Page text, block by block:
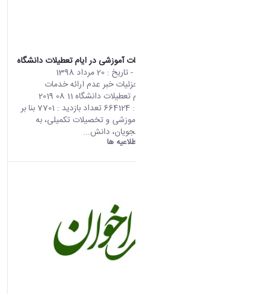
عدم ارائه خدمات آموزشی در ایام تعطیلات دانشگاه
- تاریخ : 20 مرداد 1398
صفحه اصلی جزئیات خبر عدم ارائه خدمات
آموزشی در ایام تعطیلات دانشگاه 11 08 2019
04:36 کد خبر : 664124 تعداد بازدید : 7701 بنا بر
اطلاعیه حوزه آموزشی و تخصیلات تکمیلی، به
استحضار دانشجویان، دانش...
اطلاعیه ها